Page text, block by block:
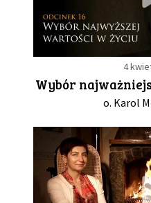
4
Wybór
o. Karol